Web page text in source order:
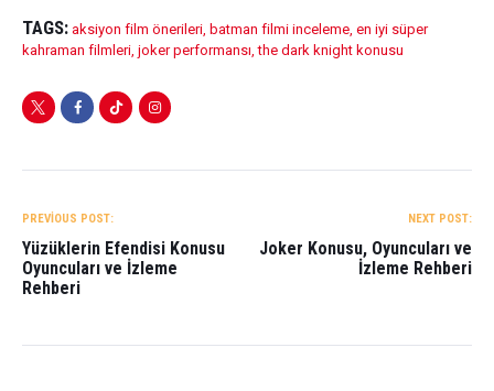
tt
er
at
s
A
p
p
ce
b
o
o
k
er
es
ar
e
TAGS: aksiyon film önerileri batman filmi inceleme en iyi süper
kahraman filmleri joker performansı ,the dark knight konusu
GEZINMESI
PREVIOUS POST:
Yüzüklerin Efendisi Konusu
Oyuncuları ve İzleme
Rehberi
NEXT POST:
Joker Konusu, Oyuncuları ve
İzleme Rehberi